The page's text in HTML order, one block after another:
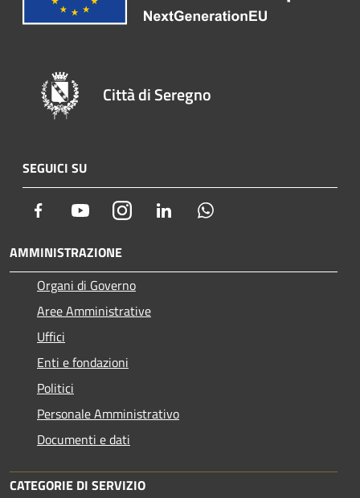
Città di Seregno
SEGUICI SU
Facebook YoutubeInstagram LinkedIn
AMMINISTRAZIONE
Organi di Governo
Aree Amministrative
Uffici
Enti e fondazioni
Politici
Personale Amministrativo
Documenti e dati
CATEGORIE DI SERVIZIO